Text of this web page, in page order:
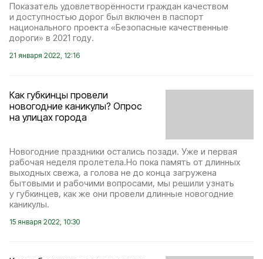
Показатель удовлетворённости граждан качеством
и доступностью дорог был включен в паспорт
национального проекта «Безопасные качественные
дороги» в 2021 году.
21 января 2022, 12:16
Как губкинцы провели
новогодние каникулы? Опрос
на улицах города
Новогодние праздники остались позади. Уже и первая
рабочая неделя пролетела.Но пока память от длинных
выходных свежа, а голова не до конца загружена
бытовыми и рабочими вопросами, мы решили узнать
у губкинцев, как же они провели длинные новогодние
каникулы.
15 января 2022, 10:30